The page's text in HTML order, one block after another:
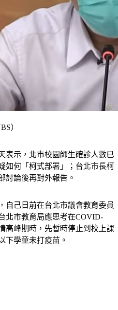
）
表示，北市校園師生確診人數已
如何「柯式部署」；台北市長柯
討論後再對外報告。
自己日前在台北市議會教育委員
北市教育局應思考在COVID-
高峰期時，先暫時停止到校上課
下學童未打疫苗。